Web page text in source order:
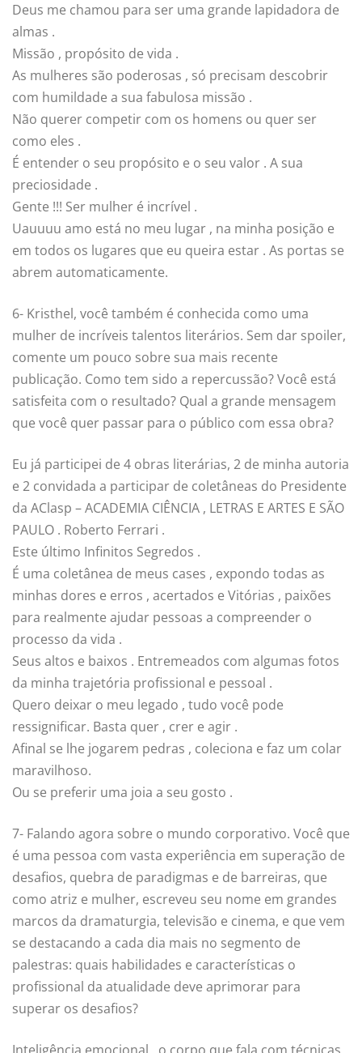
Deus me chamou para ser uma grande lapidadora de
almas .
Missão , propósito de vida .
As mulheres são poderosas , só precisam descobrir
com humildade a sua fabulosa missão .
Não querer competir com os homens ou quer ser
como eles .
É entender o seu propósito e o seu valor . A sua
preciosidade .
Gente !!! Ser mulher é incrível .
Uauuuu amo está no meu lugar , na minha posição e
em todos os lugares que eu queira estar . As portas se
abrem automaticamente.
6- Kristhel, você também é conhecida como uma
mulher de incríveis talentos literários. Sem dar spoiler,
comente um pouco sobre sua mais recente
publicação. Como tem sido a repercussão? Você está
satisfeita com o resultado? Qual a grande mensagem
que você quer passar para o público com essa obra?
Eu já participei de 4 obras literárias, 2 de minha autoria
e 2 convidada a participar de coletâneas do Presidente
da AClasp – ACADEMIA CIÊNCIA , LETRAS E ARTES E SÃO
PAULO . Roberto Ferrari .
Este último Infinitos Segredos .
É uma coletânea de meus cases , expondo todas as
minhas dores e erros , acertados e Vitórias , paixões
para realmente ajudar pessoas a compreender o
processo da vida .
Seus altos e baixos . Entremeados com algumas fotos
da minha trajetória profissional e pessoal .
Quero deixar o meu legado , tudo você pode
ressignificar. Basta quer , crer e agir .
Afinal se lhe jogarem pedras , coleciona e faz um colar
maravilhoso.
Ou se preferir uma joia a seu gosto .
7- Falando agora sobre o mundo corporativo. Você que
é uma pessoa com vasta experiência em superação de
desafios, quebra de paradigmas e de barreiras, que
como atriz e mulher, escreveu seu nome em grandes
marcos da dramaturgia, televisão e cinema, e que vem
se destacando a cada dia mais no segmento de
palestras: quais habilidades e características o
profissional da atualidade deve aprimorar para
superar os desafios?